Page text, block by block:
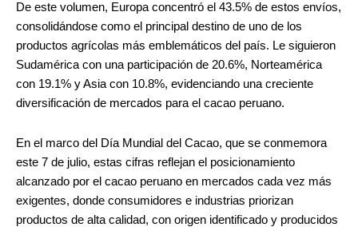
De este volumen, Europa concentró el 43.5% de estos envíos,
consolidándose como el principal destino de uno de los
productos agrícolas más emblemáticos del país. Le siguieron
Sudamérica con una participación de 20.6%, Norteamérica
con 19.1% y Asia con 10.8%, evidenciando una creciente
diversificación de mercados para el cacao peruano.
En el marco del Día Mundial del Cacao, que se conmemora
este 7 de julio, estas cifras reflejan el posicionamiento
alcanzado por el cacao peruano en mercados cada vez más
exigentes, donde consumidores e industrias priorizan
productos de alta calidad, con origen identificado y producidos